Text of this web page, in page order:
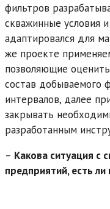
фильтров
скважинные условия
адаптировался для
же проекте
позволяющие
состав добываемого
интервалов, далее
закрывать
разработанным
– Какова ситуация с
предприятий, есть